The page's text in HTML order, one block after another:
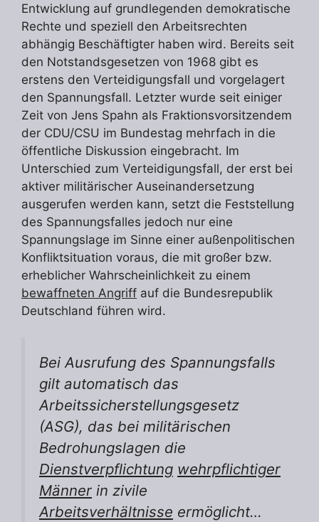
Entwicklung auf grundlegenden demokratische
Rechte und speziell den Arbeitsrechten
abhängig Beschäftigter haben wird. Bereits seit
den Notstandsgesetzen von 1968 gibt es
erstens den Verteidigungsfall und vorgelagert
den Spannungsfall. Letzter wurde seit einiger
Zeit von Jens Spahn als Fraktionsvorsitzendem
der CDU/CSU im Bundestag mehrfach in die
öffentliche Diskussion eingebracht. Im
Unterschied zum Verteidigungsfall, der erst bei
aktiver militärischer Auseinandersetzung
ausgerufen werden kann, setzt die Feststellung
des Spannungsfalles jedoch nur eine
Spannungslage im Sinne einer außenpolitischen
Konfliktsituation voraus, die mit großer bzw.
erheblicher Wahrscheinlichkeit zu einem
bewaffneten Angriff auf die Bundesrepublik
Deutschland führen wird.
Bei Ausrufung des Spannungsfalls
gilt automatisch das
Arbeitssicherstellungsgesetz
(ASG), das bei militärischen
Bedrohungslagen die
Dienstverpflichtung wehrpflichtiger
Männer in zivile
Arbeitsverhältnisse ermöglicht…